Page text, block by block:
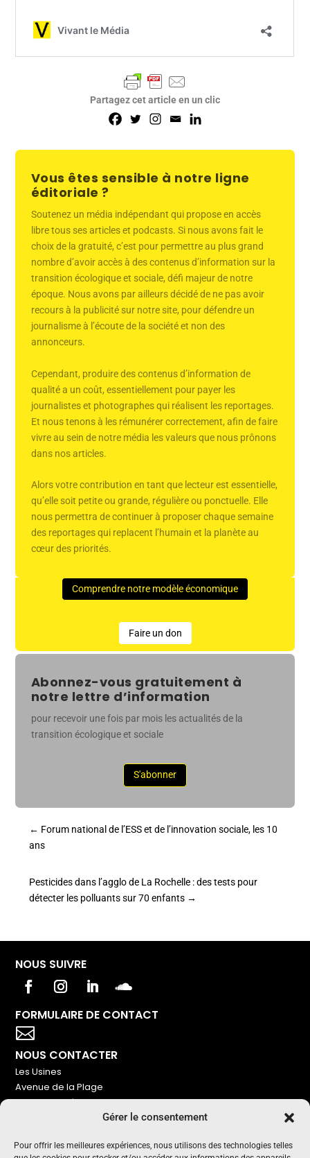
Gérer le consentement
Pour offrir les meilleures expériences, nous utilisons des technologies telles
Partagez cet article en un clic
Vous êtes sensible à notre ligne
éditoriale ?
Soutenez un média indépendant qui propose en accès
libre tous ses articles et podcasts. Si nous avons fait le
choix de la gratuité, c’est pour permettre au plus grand
nombre d’avoir accès à des contenus d’information sur la
transition écologique et sociale, défi majeur de notre
époque. Nous avons par ailleurs décidé de ne pas avoir
recours à la publicité sur notre site, pour défendre un
journalisme à l’écoute de la société et non des
annonceurs.
Cependant, produire des contenus d’information de
qualité a un coût, essentiellement pour payer les
journalistes et photographes qui réalisent les reportages.
Et nous tenons à les rémunérer correctement, afin de faire
vivre au sein de notre média les valeurs que nous prônons
dans nos articles.
Alors votre contribution en tant que lecteur est essentielle,
qu’elle soit petite ou grande, régulière ou ponctuelle. Elle
nous permettra de continuer à proposer chaque semaine
des reportages qui replacent l’humain et la planète au
cœur des priorités.
Comprendre notre modèle économique
Faire un don
Abonnez-vous gratuitement à
notre lettre d’information
pour recevoir une fois par mois les actualités de la
transition écologique et sociale
S'abonner
← Forum national de l’ESS et de l’innovation sociale, les 10
ans
Pesticides dans l’agglo de La Rochelle : des tests pour
détecter les polluants sur 70 enfants →
NOUS SUIVRE
FORMULAIRE DE CONTACT

NOUS CONTACTER
Les Usines
Avenue de la Plage
86240 Ligugé
NOUS SOUTENIR